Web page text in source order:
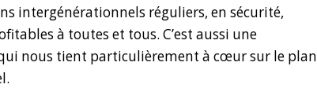
intergénérationnels réguliers, en sécurité,
à toutes et tous. C’est aussi une
nous tient particulièrement à cœur sur le plan